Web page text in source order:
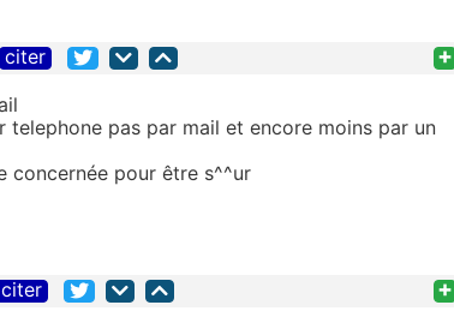
citer +
pas par mail et encore moins par un
concernée pour être s^^ur
citer +